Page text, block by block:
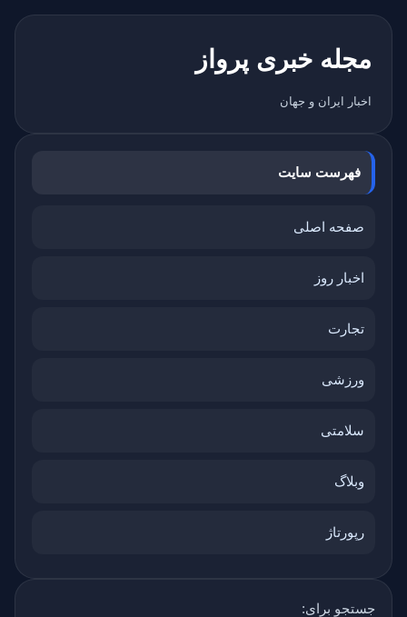
مجله خبری پرواز
اخبار ایران و جهان
فهرست سایت
صفحه اصلی
اخبار روز
تجارت
ورزشی
سلامتی
وبلاگ
رپورتاژ
جستجو برای: